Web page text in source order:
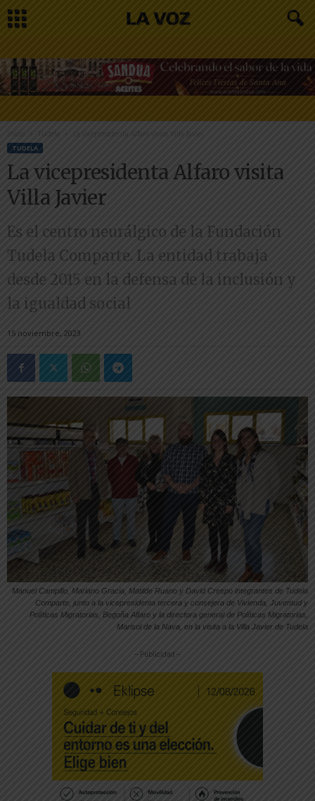
Inicio Tudela La vicepresidenta Alfaro visita Villa Javier
TUDELA
La vicepresidenta Alfaro visita
Villa Javier
Es el centro neurálgico de la Fundación
Tudela Comparte. La entidad trabaja
desde 2015 en la defensa de la inclusión y
la igualdad social
15 noviembre, 2023
Manuel Campillo, Mariano Gracia, Matilde Ruano y David Crespo integrantes de Tudela
Comparte, junto a la vicepresidenta tercera y consejera de Vivienda, Juventud y
Políticas Migratorias, Begoña Alfaro y la directora general de Políticas Migratorias,
Marisol de la Nava, en la visita a la Villa Javier de Tudela
-- Publicidad --